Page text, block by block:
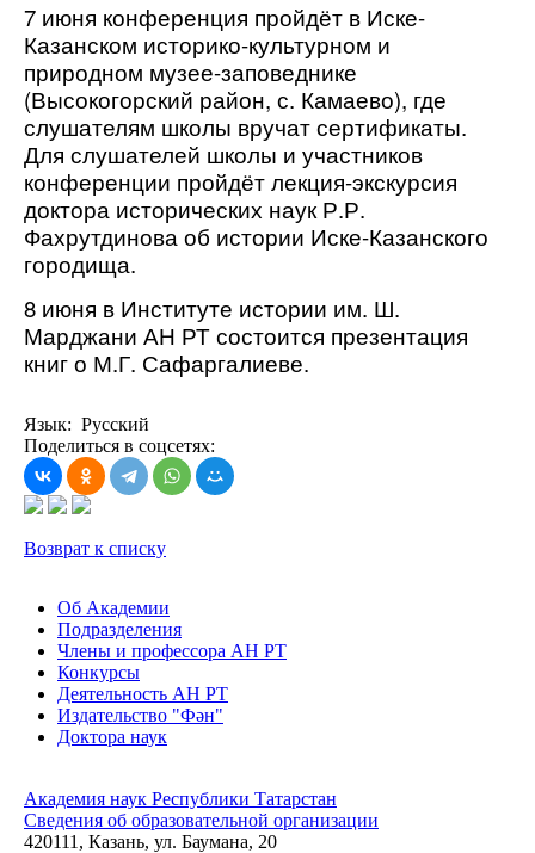
7 июня конференция пройдёт в Иске-
Казанском историко-культурном и
природном музее-заповеднике
(Высокогорский район, с. Камаево), где
слушателям школы вручат сертификаты.
Для слушателей школы и участников
конференции пройдёт лекция-экскурсия
доктора исторических наук Р.Р.
Фахрутдинова об истории Иске-Казанского
городища.
8 июня в Институте истории им. Ш.
Марджани АН РТ состоится презентация
книг о М.Г. Сафаргалиеве.
Язык: Русский
Поделиться в соцсетях:
Возврат к списку
Об Академии
Подразделения
Члены и профессора АН РТ
Конкурсы
Деятельность АН РТ
Издательство "Фән"
Доктора наук
Академия наук Республики Татарстан
Сведения об образовательной организации
420111, Казань, ул. Баумана, 20